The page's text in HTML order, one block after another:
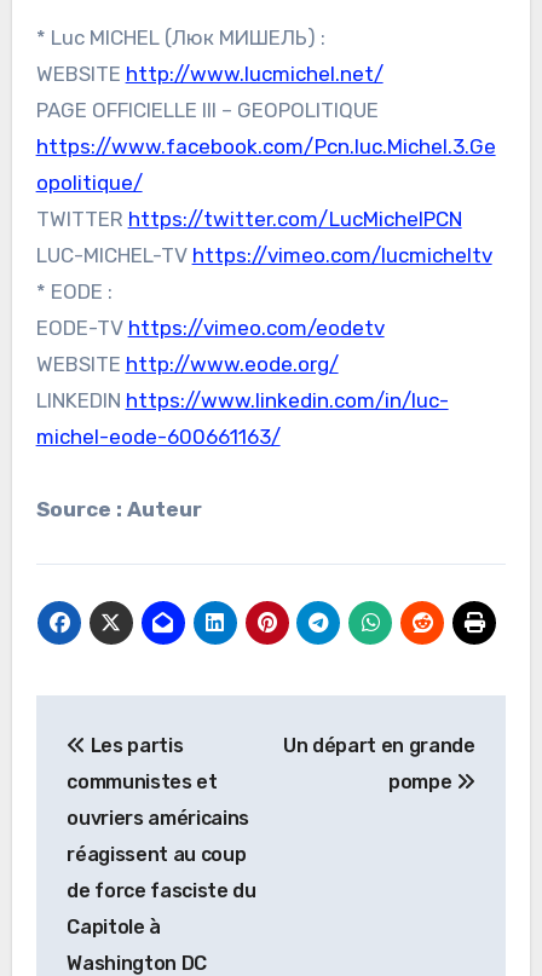
* Luc MICHEL (Люк МИШЕЛЬ) :
WEBSITE http://www.lucmichel.net/
PAGE OFFICIELLE III – GEOPOLITIQUE
https://www.facebook.com/Pcn.luc.Michel.3.Ge
opolitique/
TWITTER https://twitter.com/LucMichelPCN
LUC-MICHEL-TV https://vimeo.com/lucmicheltv
* EODE :
EODE-TV https://vimeo.com/eodetv
WEBSITE http://www.eode.org/
LINKEDIN https://www.linkedin.com/in/luc-
michel-eode-600661163/
Source : Auteur
de
l’article
Les partis
communistes et
ouvriers américains
réagissent au coup
de force fasciste du
Capitole à
Washington DC
Un départ en grande
pompe